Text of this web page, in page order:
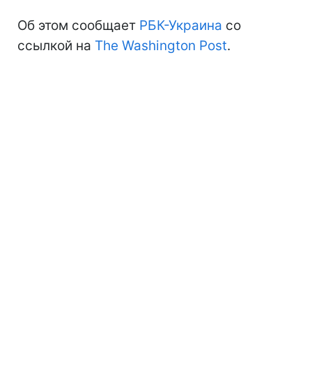
Об этом сообщает РБК-Украина со
ссылкой на The Washington Post.